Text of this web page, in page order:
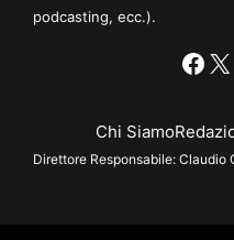
podcasting, ecc.).
X
Chi Siamo
Direttore Responsabile: Claudio